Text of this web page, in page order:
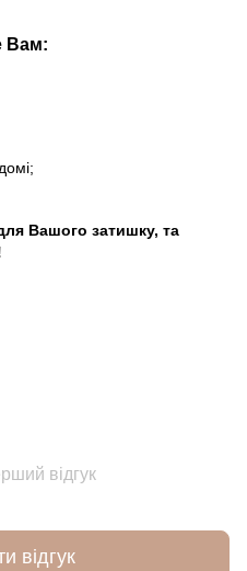
Вам:
Вашого затишку, та
відгук
відгук